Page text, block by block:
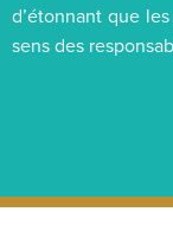
d’étonnant que
sens des